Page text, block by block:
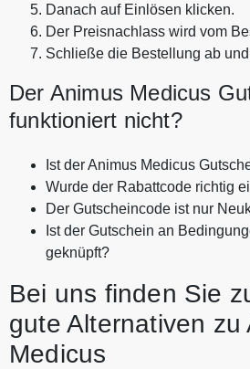
Danach auf Einlösen klicken.
Der Preisnachlass wird vom
Schließe die Bestellung ab
Der Animus Medicus
funktioniert nicht?
Ist der Animus Medicus
Wurde der Rabattcode richtig
Der Gutscheincode ist nur
Ist der Gutschein an
geknüpft?
Bei uns finden Sie
gute Alternativen zu
Medicus